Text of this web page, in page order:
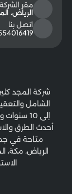
مقر الشركة
الرياض،
اتصل بنا
شركة المجد
الشامل
إلى 10
أحدث الطرق
متاحة في
الرياض، مكة،